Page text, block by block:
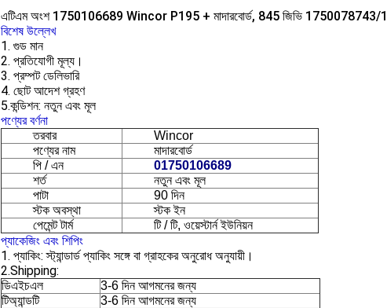
এটিএম অংশ 1750106689 Wincor P195 + মাদারবোর্ড, 845 জিভি
বিশেষ উল্লেখ
1. গুড মান
2. প্রতিযোগী মূল্য।
3. প্রম্পট ডেলিভারি
4. ছোট আদেশ গ্রহণ
5.কন্ডিশন: নতুন এবং মূল
পণ্যের বর্ণনা
তরবার
Wincor
পণ্যের নাম
মাদারবোর্ড
পি / এন
01750106689
শর্ত
নতুন এবং মূল
পাটা
90 দিন
স্টক অবস্থা
স্টক ইন
পেমেন্ট টার্ম
টি / টি, ওয়েস্টার্ন ইউনিয়ন
প্যাকেজিং এবং শিপিং
1. প্যাকিং: স্ট্যান্ডার্ড প্যাকিং সঙ্গে বা গ্রাহকের অনুরোধ অনুযায়ী।
2.Shipping:
ডিএইচএল
3-6 দিন আগমনের জন্য
টিঅ্যান্ডটি
3-6 দিন আগমনের জন্য